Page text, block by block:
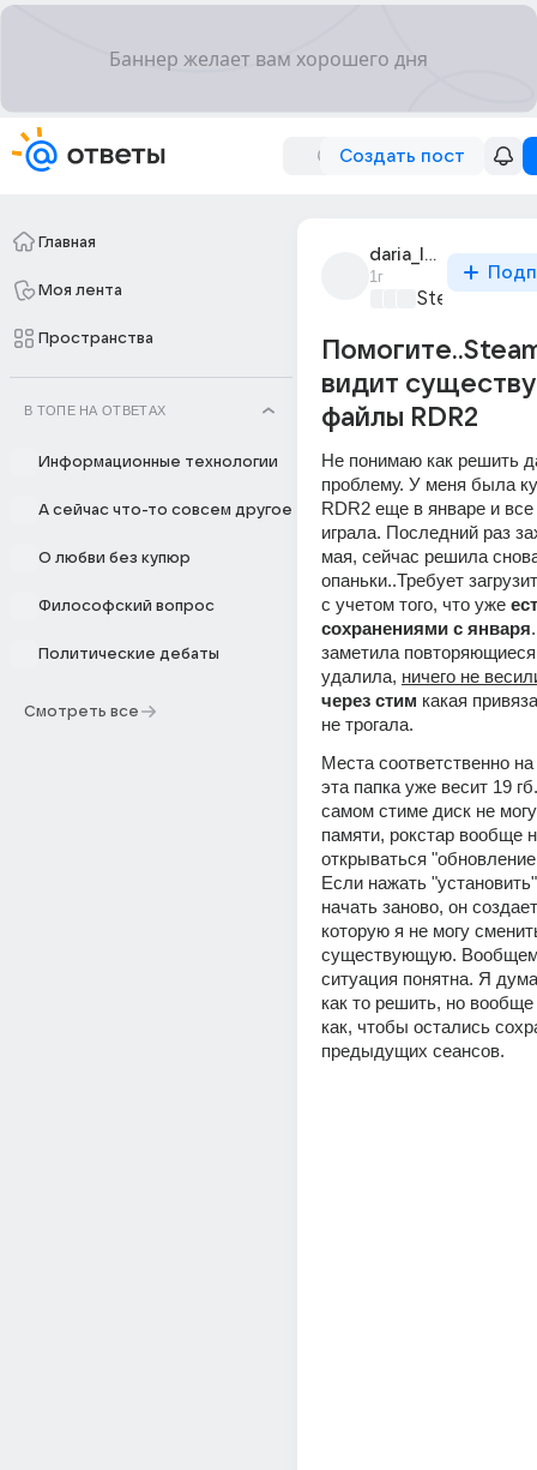
Создать пост
Главная
Моя лента
Пространства
В ТОПЕ НА ОТВЕТАХ
Информационные технологии
А сейчас что-то совсем другое
О любви без купюр
Философский вопрос
Политические дебаты
Смотреть все
daria_lumus
1г
Steam
видит
файлы RDR2
Не понимаю как решить
проблему. У меня была
RDR2 еще в январе и
играла. Последний раз
мая, сейчас решила
опаньки..Требует
с учетом того, что уже
сохранениями с января
заметила
удалила, ничего не
через стим какая
не трогала.
Места соответственно на
эта папка уже весит 19
самом стиме диск не
памяти, рокстар вообще
открываться
Если нажать
начать заново, он
которую я не могу
существующую.
ситуация понятна. Я
как то решить, но
как, чтобы остались
предыдущих сеансов.